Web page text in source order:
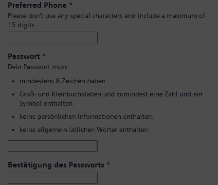
Preferred Phone *
Please don’t use any special characters and include a maximum of
15 digits.
Passwort *
Dein Passwort muss:
mindestens 8 Zeichen haben.
Groß- und Kleinbuchstaben und zumindest eine Zahl und ein
Symbol enthalten.
keine persönlichen Informationen enthalten.
keine allgemein üblichen Wörter enthalten.
Bestätigung des Passworts *